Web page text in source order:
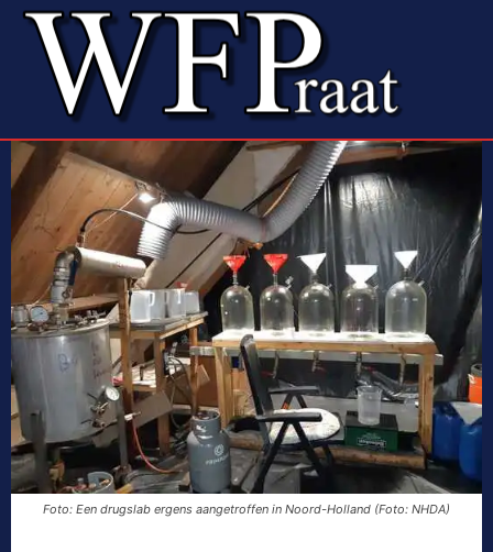
Foto: Een drugslab ergens aangetroffen in Noord-Holland (Foto: NHDA)